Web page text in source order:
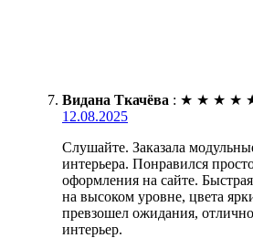
Видана Ткачёва : ★ ★ ★ ★
12.08.2025
Слушайте. Заказала
интерьера. Понравился
оформления на сайте.
на высоком уровне, цвета
превзошел ожидания,
интерьер.